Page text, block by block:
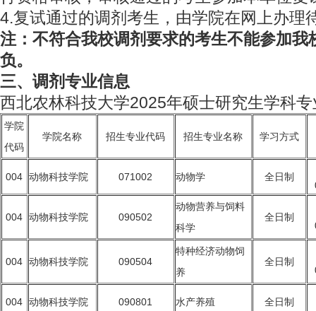
4.复试通过的调剂考生，由学院在网上办理
注：不符合我校调剂要求的考生不能参加我
负。
三、调剂专业信息
西北农林科技大学2025年硕士研究生学科
学院
代码
学院名称 招生专业代码 招生专业名称 学习方式
004 动物科技学院 071002 动物学 全日制
004 动物科技学院 090502
动物营养与饲料
科学
全日制
004 动物科技学院 090504
特种经济动物饲
养
全日制
004 动物科技学院 090801 水产养殖 全日制